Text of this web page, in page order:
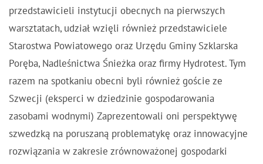
przedstawicieli instytucji obecnych na pierwszych
warsztatach, udział wzięli również przedstawiciele
Starostwa Powiatowego oraz Urzędu Gminy Szklarska
Poręba, Nadleśnictwa Śnieżka oraz firmy Hydrotest. Tym
razem na spotkaniu obecni byli również goście ze
Szwecji (eksperci w dziedzinie gospodarowania
zasobami wodnymi) Zaprezentowali oni perspektywę
szwedzką na poruszaną problematykę oraz innowacyjne
rozwiązania w zakresie zrównoważonej gospodarki